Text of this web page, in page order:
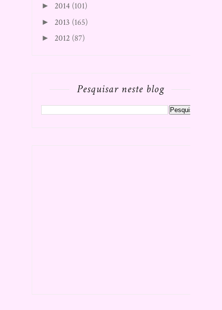
► 2014 (101)
► 2013 (165)
► 2012 (87)
Pesquisar neste blog